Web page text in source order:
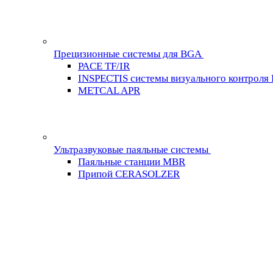
Прецизионные системы для BGA
PACE TF/IR
INSPECTIS системы визуального контроля
METCAL APR
Ультразвуковые паяльные системы
Паяльные станции MBR
Припой CERASOLZER